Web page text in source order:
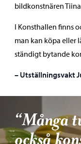
bildkonstnären
I Konsthallen finns
man kan köpa eller
ständigt bytande
– Utställningsvakt
“Många
också